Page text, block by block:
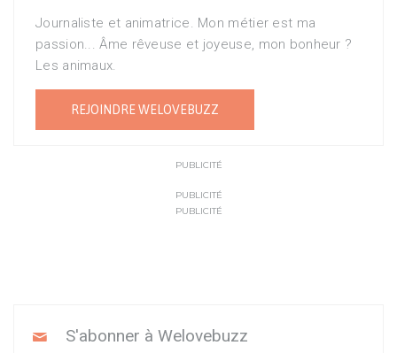
Journaliste et animatrice. Mon métier est ma
passion... Âme rêveuse et joyeuse, mon bonheur ?
Les animaux.
REJOINDRE WELOVEBUZZ
PUBLICITÉ
PUBLICITÉ
PUBLICITÉ
S'abonner à Welovebuzz